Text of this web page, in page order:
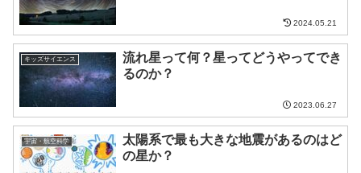
2024.05.21
キッズサイエンス
流れ星って何？星ってどうやってでき
るのか？
2023.06.27
宇宙・航空科学
太陽系で最も大きな地震があるのはど
の星か？